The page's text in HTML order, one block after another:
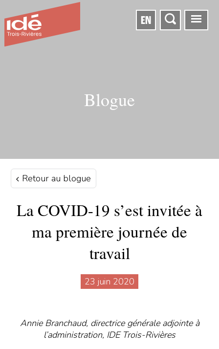
EN
Blogue
Retour au blogue
La COVID-19 s’est invitée à
ma première journée de
travail
23 juin 2020
Annie Branchaud, directrice générale adjointe à
l’administration, IDE Trois-Rivières